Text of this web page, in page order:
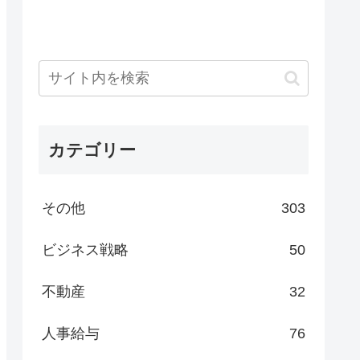
カテゴリー
その他 303
ビジネス戦略 50
不動産 32
人事給与 76